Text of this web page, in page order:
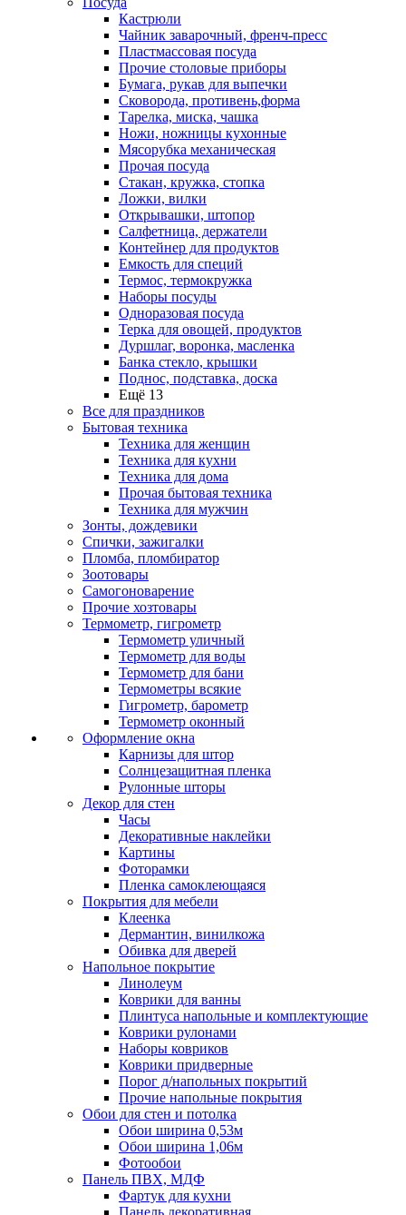
Кастрюли
Чайник заварочный, френч-пресс
Пластмассовая посуда
Прочие столовые приборы
Бумага, рукав для выпечки
Сковорода, противень,форма
Тарелка, миска, чашка
Ножи, ножницы кухонные
Мясорубка механическая
Прочая посуда
Стакан, кружка, стопка
Ложки, вилки
Открывашки, штопор
Салфетница, держатели
Контейнер для продуктов
Емкость для специй
Термос, термокружка
Наборы посуды
Одноразовая посуда
Терка для овощей, продуктов
Дуршлаг, воронка, масленка
Банка стекло, крышки
Поднос, подставка, доска
Ещё 13
Все для праздников
Бытовая техника
Техника для женщин
Техника для кухни
Техника для дома
Прочая бытовая техника
Техника для мужчин
Зонты, дождевики
Спички, зажигалки
Пломба, пломбиратор
Зоотовары
Самогоноварение
Прочие хозтовары
Термометр, гигрометр
Термометр уличный
Термометр для воды
Термометр для бани
Термометры всякие
Гигрометр, барометр
Термометр оконный
Оформление окна
Карнизы для штор
Солнцезащитная пленка
Рулонные шторы
Декор для стен
Часы
Декоративные наклейки
Картины
Фоторамки
Пленка самоклеющаяся
Покрытия для мебели
Клеенка
Дермантин, винилкожа
Обивка для дверей
Напольное покрытие
Линолеум
Коврики для ванны
Плинтуса напольные и комплектующие
Коврики рулонами
Наборы ковриков
Коврики придверные
Порог д/напольных покрытий
Прочие напольные покрытия
Обои для стен и потолка
Обои ширина 0,53м
Обои ширина 1,06м
Фотообои
Панель ПВХ, МДФ
Фартук для кухни
Панель декоративная